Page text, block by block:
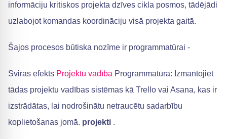
informāciju kritiskos projekta dzīves cikla posmos, tādējādi
uzlabojot komandas koordināciju visā projekta gaitā.
Šajos procesos būtiska nozīme ir programmatūrai -
Sviras efekts Projektu vadība Programmatūra: Izmantojiet
tādas projektu vadības sistēmas kā Trello vai Asana, kas ir
izstrādātas, lai nodrošinātu netraucētu sadarbību
koplietošanas jomā. projekti .